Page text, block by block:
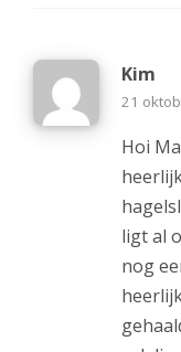
Kim
21
Hoi
ligt al
nog